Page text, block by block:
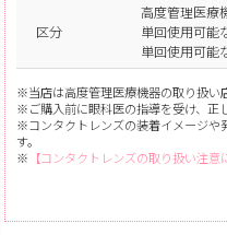
区分
高度管理医療
単回使用可能
単回使用可能
※当店は高度管理医療機器の取り扱い
※ご購入前に眼科医の指導を受け、正
※コンタクトレンズの装着イメージや
す。
※ 【コンタクトレンズの取り扱い注意